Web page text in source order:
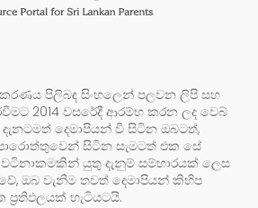
පිලිබඳ සිංහලෙන් පලවන ලිපි සහ
2014 වසරේදී ආරම්භ කරන ලද වෙබ්
දෙමාපියන් වී සිටින ඔබටත්,
සිටින සැමටත් එක සේ
වටිනාකමකින් යුතු දැනුම් සම්භාරයක් ලෙස
ඔබ වැනිම තවත් දෙමාපියන් කිහිප
හැටියටයි.